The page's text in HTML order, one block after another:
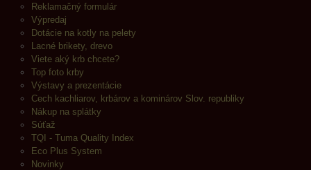
Reklamačný formulár
Výpredaj
Dotácie na kotly na pelety
Lacné brikety, drevo
Viete aký krb chcete?
Top foto krby
Výstavy a prezentácie
Cech kachliarov, krbárov a kominárov Slov. republiky
Nákup na splátky
Súťaž
TQI - Tuma Quality Index
Eco Plus System
Novinky